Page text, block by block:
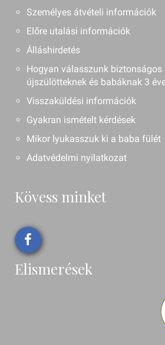
Személyes átvételi információk
Előre utalási információk
Álláshirdetés
Hogyan válasszunk
újszülötteknek és babáknak 3
Visszaküldési információk
Gyakran ismételt kérdések
Mikor lyukasszuk ki a baba fülét
Adatvédelmi nyilatkozat
Kövess minket
Elismerések